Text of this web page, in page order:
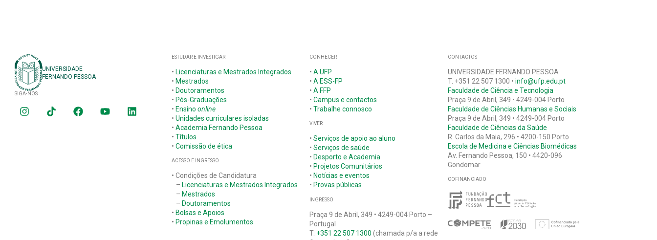
UNIVERSIDADE
FERNANDO PESSOA
SIGA-NOS
ESTUDAR E INVESTIGAR
• Licenciaturas e Mestrados Integrados
• Mestrados
• Doutoramentos
• Pós-Graduações
• Ensino online
• Unidades curriculares isoladas
• Academia Fernando Pessoa
• Títulos
• Comissão de ética
ACESSO E INGRESSO
• Condições de Candidatura
– Licenciaturas e Mestrados Integrados
– Mestrados
– Doutoramentos
• Bolsas e Apoios
• Propinas e Emolumentos
CONHECER
•A UFP
•A ESS-FP
•A FFP
•Campus e contactos
•Trabalhe connosco
VIVER
•Serviços de apoio ao aluno
•Serviços de saúde
• Desporto e Academia
• Projetos Comunitários
• Notícias e eventos
• Provas públicas
INGRESSO
Praça 9 de Abril, 349 • 4249-004 Porto –
Portugal
T. +351 22 507 1300 (chamada p/a a rede
CONTACTOS
UNIVERSIDADE FERNANDO PESSOA
T. +351 22 507 1300 • info@ufp.edu.pt
Faculdade de Ciência e Tecnologia
Praça 9 de Abril, 349 • 4249-004 Porto
Faculdade de Ciências Humanas e Sociais
Praça 9 de Abril, 349 • 4249-004 Porto
Faculdade de Ciências da Saúde
R. Carlos da Maia, 296 • 4200-150 Porto
Escola de Medicina e Ciências Biomédicas
Av. Fernando Pessoa, 150 • 4420-096
Gondomar
COFINANCIADO